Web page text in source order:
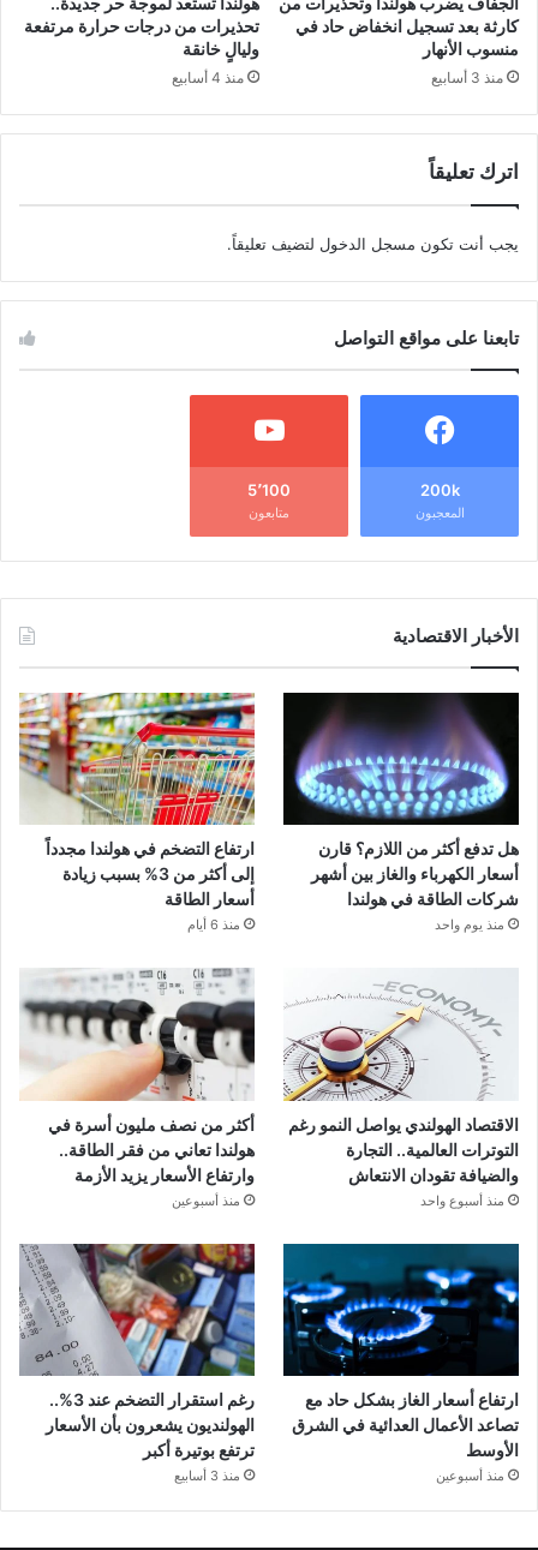
كارثة بعد تسجيل انخفاض حاد في
منسوب الأنهار
منذ 3 أسابيع
تحذيرات من درجات حرارة مرتفعة
وليالٍ خانقة
منذ 4 أسابيع
اترك تعليقاً
يجب أنت تكون مسجل الدخول لتضيف تعليقاً.
تابعنا على مواقع التواصل
200k
المعجبون
5٬100
متابعون
الأخبار الاقتصادية
هل تدفع أكثر من اللازم؟ قارن
أسعار الكهرباء والغاز بين أشهر
شركات الطاقة في هولندا
منذ يوم واحد
ارتفاع التضخم في هولندا مجدداً
إلى أكثر من 3% بسبب زيادة
أسعار الطاقة
منذ 6 أيام
الاقتصاد الهولندي يواصل النمو رغم
التوترات العالمية.. التجارة
والضيافة تقودان الانتعاش
منذ أسبوع واحد
أكثر من نصف مليون أسرة في
هولندا تعاني من فقر الطاقة..
وارتفاع الأسعار يزيد الأزمة
منذ أسبوعين
ارتفاع أسعار الغاز بشكل حاد مع
تصاعد الأعمال العدائية في الشرق
الأوسط
منذ أسبوعين
رغم استقرار التضخم عند 3%..
الهولنديون يشعرون بأن الأسعار
ترتفع بوتيرة أكبر
منذ 3 أسابيع